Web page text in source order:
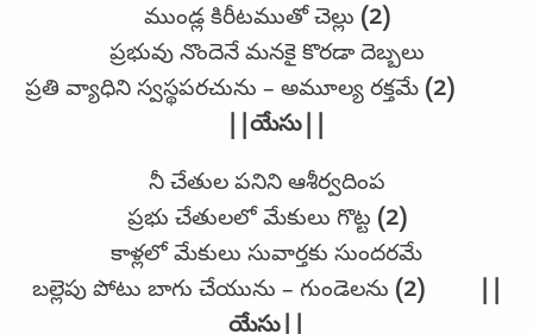
ముండ్ల కిరీటముతో చెల్లు (2)
ప్రభువు నొందెనే మనకై కొరడా దెబ్బలు
ప్రతి వ్యాధిని స్వస్థపరచును – అమూల్య రక్తమే (2)
||యేసు||
నీ చేతుల పనిని ఆశీర్వదింప
ప్రభు చేతులలో మేకులు గొట్ట (2)
కాళ్లలో మేకులు సువార్తకు సుందరమే
బల్లెపు పోటు బాగు చేయును – గుండెలను (2) ||
యేసు||